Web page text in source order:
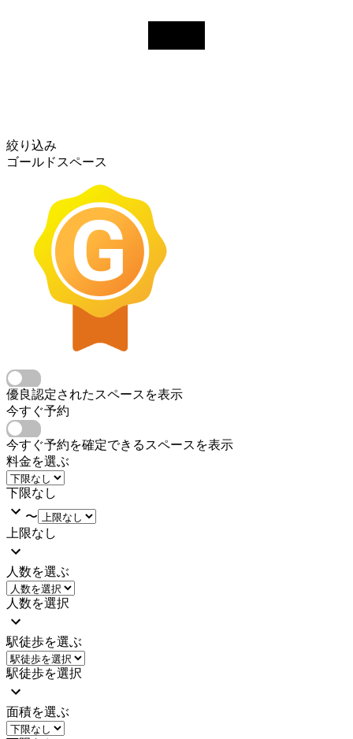
絞り込み
ゴールドスペース
優良認定されたスペースを表示
今すぐ予約
今すぐ予約を確定できるスペースを表示
料金を選ぶ
下限なし
〜
上限なし
人数を選ぶ
人数を選択
駅徒歩を選ぶ
駅徒歩を選択
面積を選ぶ